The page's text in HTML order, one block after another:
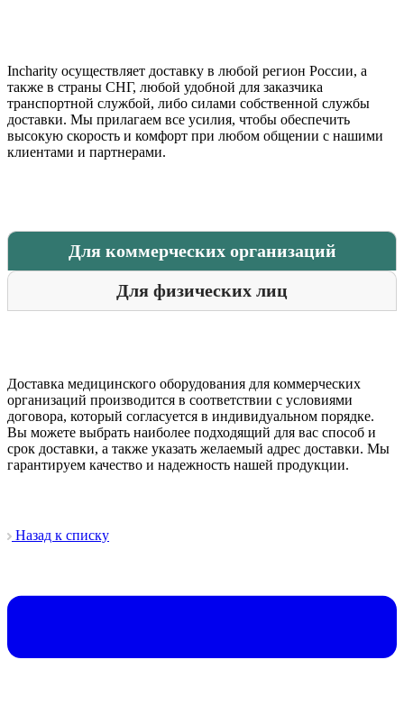
Incharity осуществляет доставку в любой регион России, а
также в страны СНГ, любой удобной для заказчика
транспортной службой, либо силами собственной службы
доставки. Мы прилагаем все усилия, чтобы обеспечить
высокую скорость и комфорт при любом общении с нашими
клиентами и партнерами.
Для коммерческих организаций
Для физических лиц
Доставка медицинского оборудования для коммерческих
организаций производится в соответствии с условиями
договора, который согласуется в индивидуальном порядке.
Вы можете выбрать наиболее подходящий для вас способ и
срок доставки, а также указать желаемый адрес доставки. Мы
гарантируем качество и надежность нашей продукции.
Назад к списку